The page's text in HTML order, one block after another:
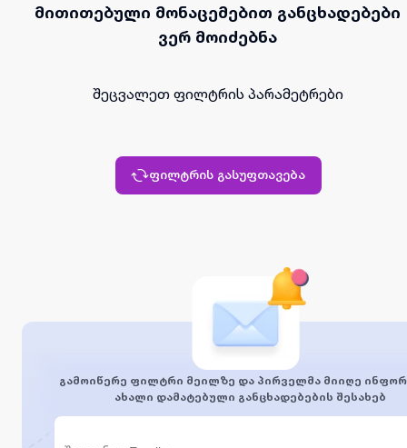
მითითებული მონაცემებით განცხადებები
ვერ მოიძებნა
შეცვალეთ ფილტრის პარამეტრები
ფილტრის გასუფთავება
გამოიწერე ფილტრი მეილზე და პირველმა მიიღე
ახალი დამატებული განცხადებების შესახებ